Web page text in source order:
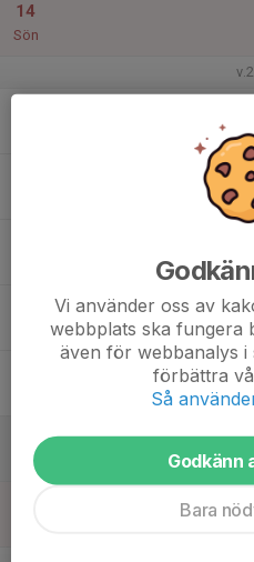
14
Sön
Lör
Vi använder oss av
webbplats ska fungera
även för webbanalys i
förbättra
Så
Godkänn
Bara